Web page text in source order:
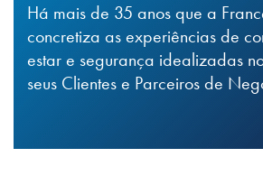
Há mais de 35 anos que a
concretiza as experiências de
estar e segurança idealizadas
seus Clientes e Parceiros de